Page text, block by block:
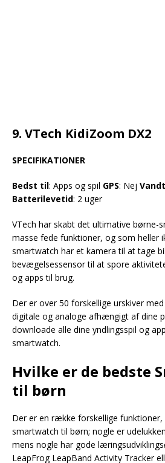
9. VTech KidiZoom DX2
SPECIFIKATIONER
Bedst til: Apps og spil GPS: Nej
Batterilevetid: 2 uger
VTech har skabt det ultimative børne-
masse fede funktioner, og som heller
smartwatch har et kamera til at tage
bevægelsessensor til at spore
og apps til brug.
Der er over 50 forskellige urskiver
digitale og analoge afhængigt af dine
downloade alle dine yndlingsspil og
smartwatch.
Hvilke er de bedste
til børn
Der er en række forskellige
smartwatch til børn; nogle er
mens nogle har gode
LeapFrog LeapBand Activity Tracker